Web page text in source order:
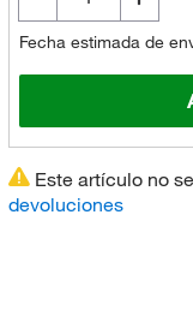
Fecha estimada de
Este artículo no
devoluciones